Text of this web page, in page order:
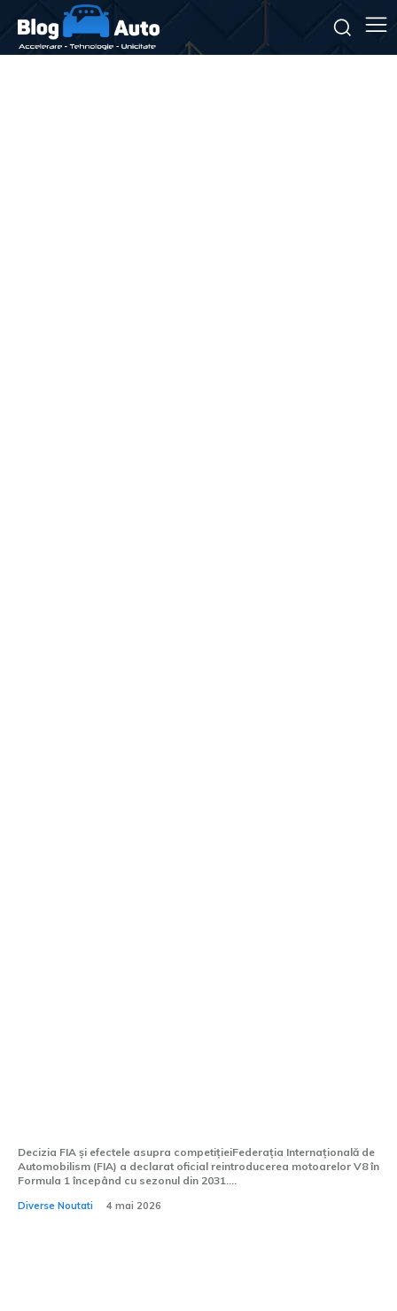
Decizia FIA și efectele asupra competițieiFederația Internațională de
Automobilism (FIA) a declarat oficial reintroducerea motoarelor V8 în
Formula 1 începând cu sezonul din 2031....
Diverse Noutati 4 mai 2026